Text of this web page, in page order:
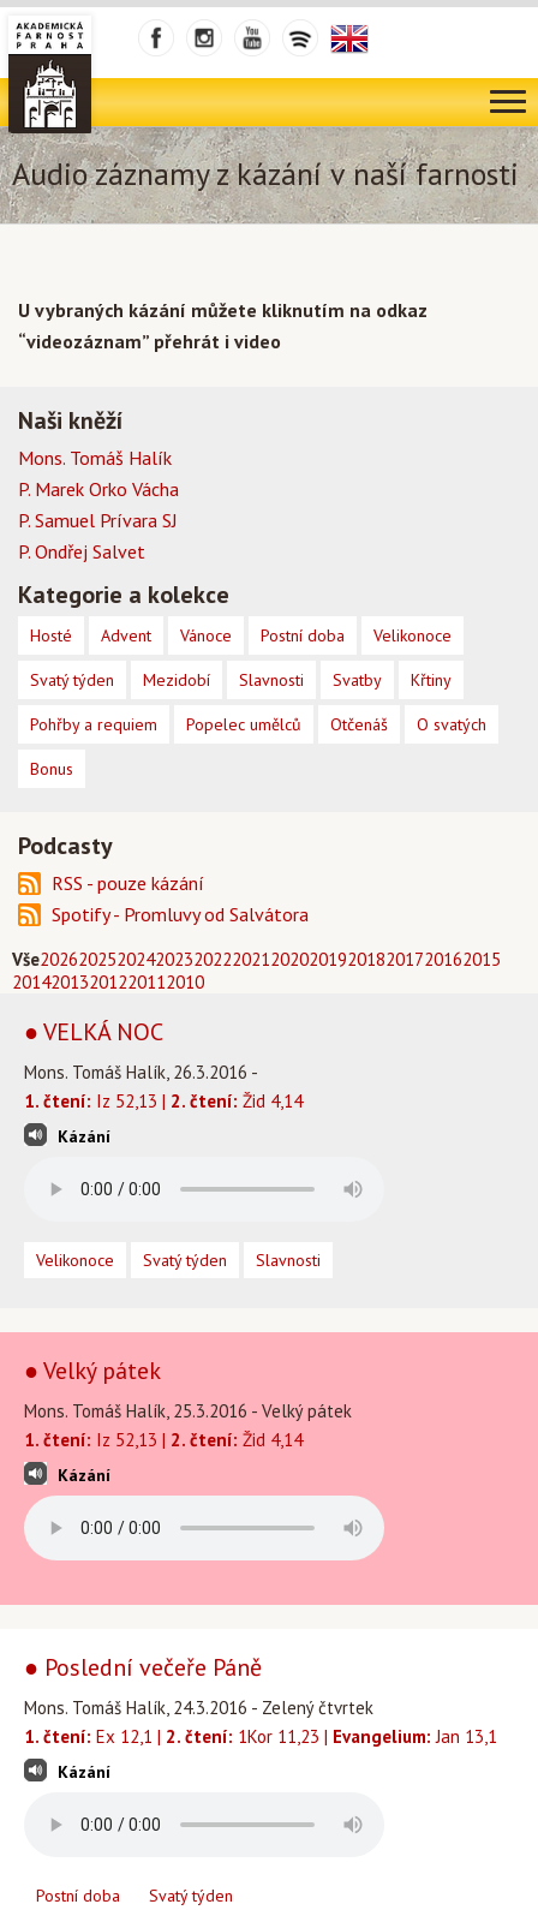
Audio záznamy z kázání v naší farnosti
Vše202620252024202320222021202020192018201720162015
20142013201220112010
● VELKÁ NOC
Mons. Tomáš Halík, 26.3.2016 -
1. čtení: Iz 52,13 | 2. čtení: Žid 4,14
Kázání
Velikonoce Svatý týden Slavnosti
● Velký pátek
Mons. Tomáš Halík, 25.3.2016 - Velký pátek
1. čtení: Iz 52,13 | 2. čtení: Žid 4,14
Kázání
● Poslední večeře Páně
Mons. Tomáš Halík, 24.3.2016 - Zelený čtvrtek
1. čtení: Ex 12,1 | 2. čtení: 1Kor 11,23 | Evangelium: Jan 13,1
Kázání
Postní doba Svatý týden
U vybraných kázání můžete kliknutím na odkaz
“videozáznam” přehrát i video
Naši kněží
Mons. Tomáš Halík
P. Marek Orko Vácha
P. Samuel Prívara SJ
P. Ondřej Salvet
Kategorie a kolekce
Hosté Advent Vánoce Postní doba Velikonoce
Svatý týden Mezidobí Slavnosti Svatby Křtiny
Pohřby a requiem Popelec umělců Otčenáš O svatých
Bonus
Podcasty
RSS - pouze kázání
Spotify - Promluvy od Salvátora